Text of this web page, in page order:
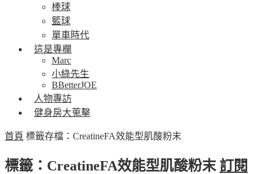
棒球
籃球
單車時代
這是專欄
Marc
小綠先生
BBetterJOE
人物專訪
健身房大蒐擊
首頁 標籤存檔：CreatineFA效能型肌酸粉末
標籤：CreatineFA效能型肌酸粉末 訂閱